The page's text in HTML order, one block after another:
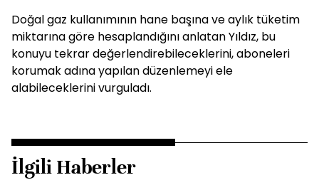
Doğal gaz kullanımının hane başına ve aylık tüketim
miktarına göre hesaplandığını anlatan Yıldız, bu
konuyu tekrar değerlendirebileceklerini, aboneleri
korumak adına yapılan düzenlemeyi ele
alabileceklerini vurguladı.
İlgili Haberler